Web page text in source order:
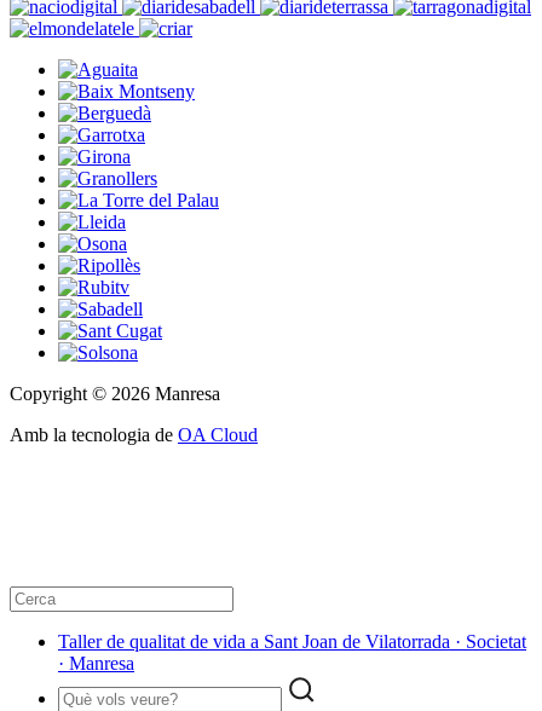
Copyright © 2026 Manresa
Amb la tecnologia de OA Cloud
Taller de qualitat de vida a Sant Joan de Vilatorrada · Societat
· Manresa